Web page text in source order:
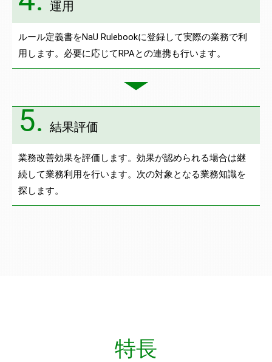
運用
ルール定義書をNaU Rulebookに登録して実際の業務で利
用します。必要に応じてRPAとの連携も行います。
5. 結果評価
業務改善効果を評価します。効果が認められる場合は継
続して業務利用を行います。次の対象となる業務知識を
探します。
特長